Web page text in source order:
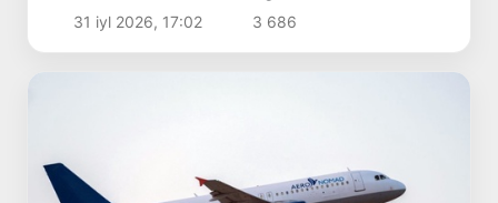
ishtirok etdilar
31 iyl 2026, 17:02 3 686